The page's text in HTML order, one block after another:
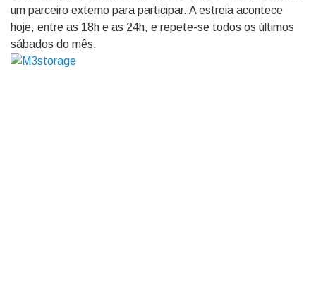
um parceiro externo para participar. A estreia acontece
hoje, entre as 18h e as 24h, e repete-se todos os últimos
sábados do mês.